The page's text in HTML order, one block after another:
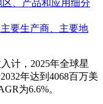
要生产商、主要地
计，2025年全球星
年达到4068百万美
为6.6%。